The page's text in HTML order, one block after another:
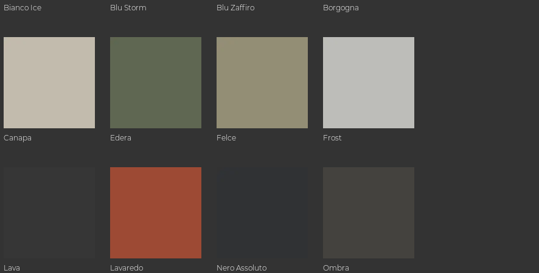
Bianco Ice Blu Storm Blu Zaffiro Borgogna
Canapa Edera Felce Frost
Lava Lavaredo Nero Assoluto Ombra